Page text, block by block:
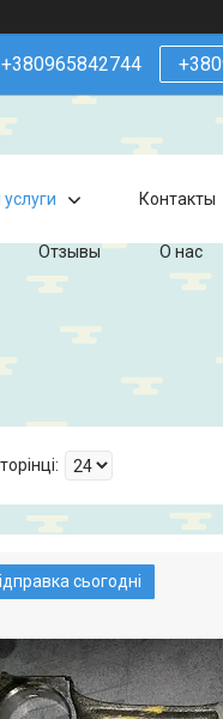
Контакты
Отзывы О нас
сьогодні